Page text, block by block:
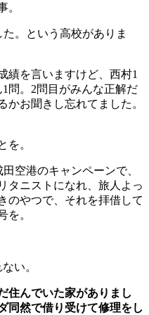
。
。という高校がありま
績を言いますけど、西村1
問。2問目がみんな正解だ
かお聞きし忘れてました。
を。
空港のキャンペーンで、
タニストになれ、旅人よっ
のやつで、それを拝借して
を。
い。
住んでいた家がありまし
同然で借り受けて修理をし